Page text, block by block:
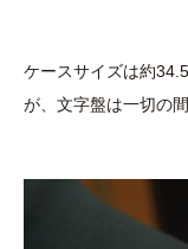
ケースサイズは約
が、文字盤は一切の